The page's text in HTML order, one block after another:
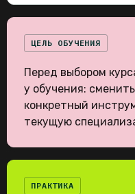
ЦЕЛЬ ОБУЧЕНИЯ
Перед выбором
у обучения:
конкретный
текущую
ПРАКТИКА